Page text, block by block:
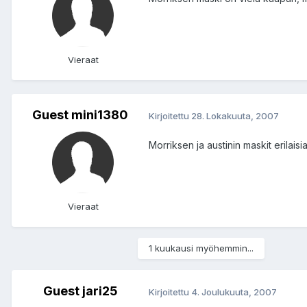
Vieraat
Guest mini1380
Vieraat
Kirjoitettu 28. Lokakuuta, 2007
Morriksen ja austinin maskit
1 kuukausi myöhemmin...
Guest jari25 Kirjoitettu 4. Joulukuuta, 2007